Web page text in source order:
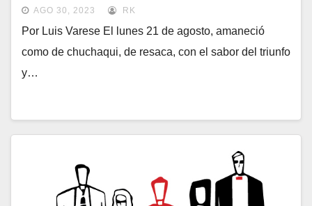
AGO 30, 2023 RK
Por Luis Varese El lunes 21 de agosto, amaneció
como de chuchaqui, de resaca, con el sabor del triunfo
y…